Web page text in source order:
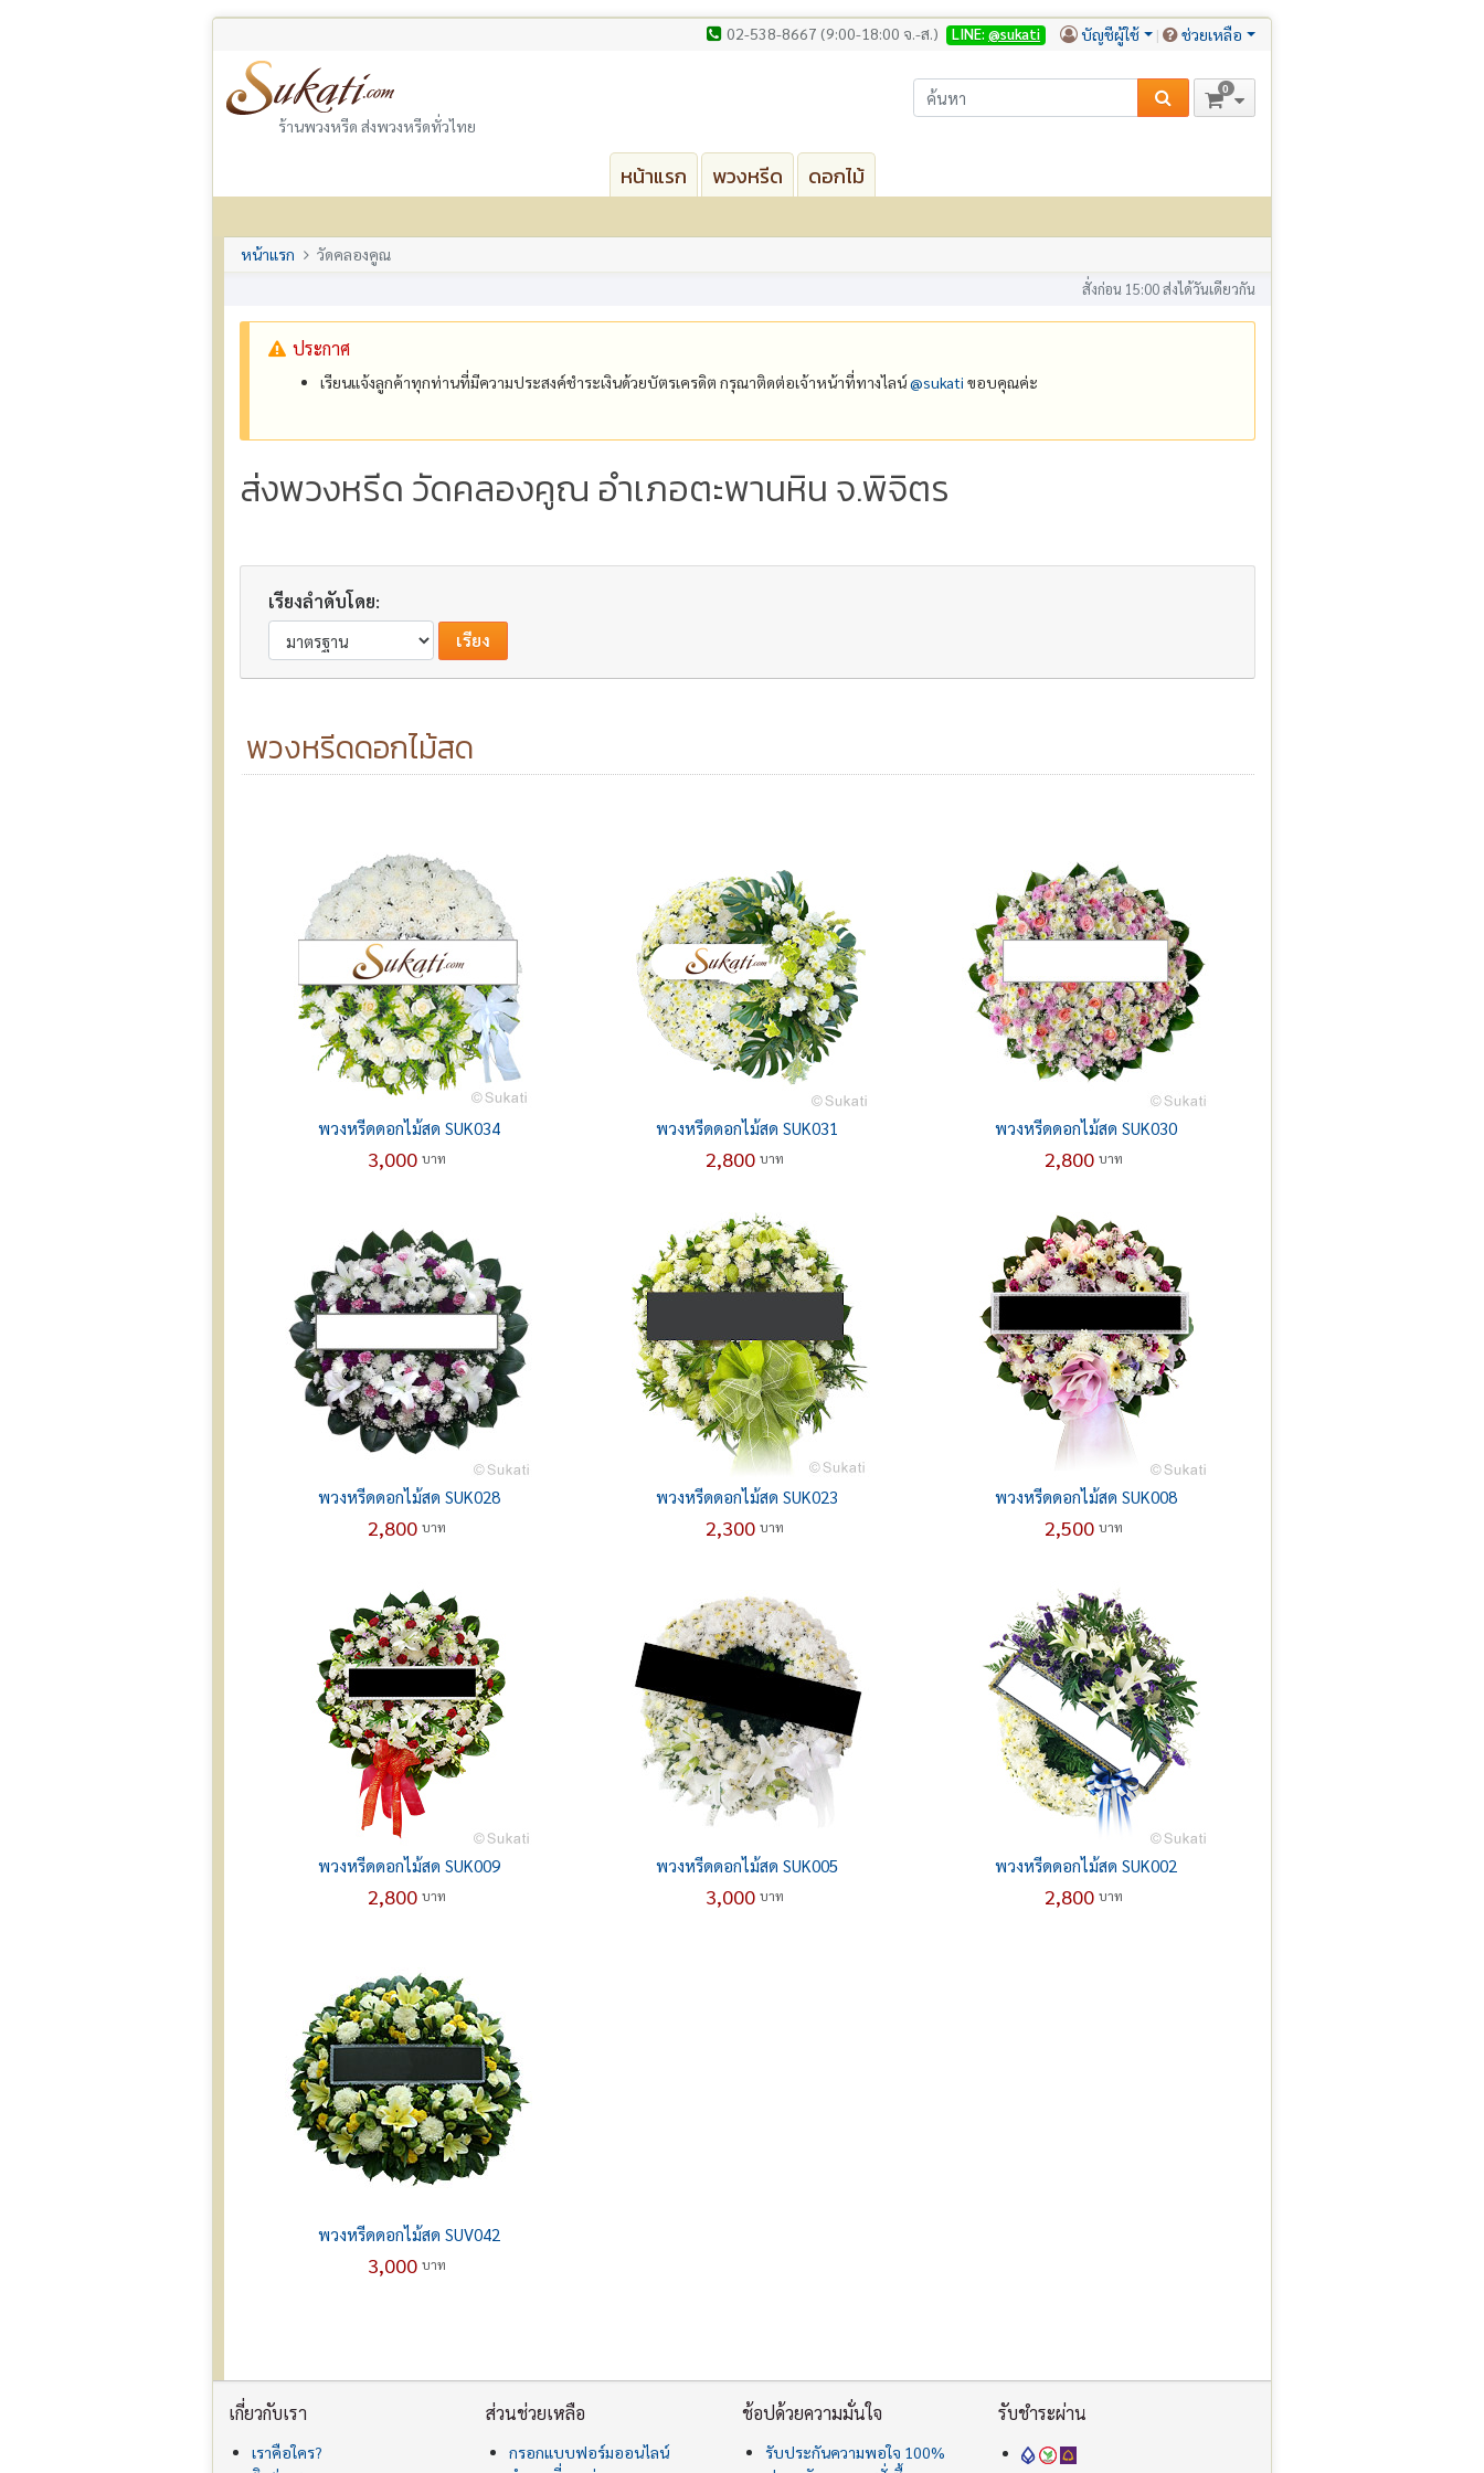
02-538-8667 (9:00-18:00 จ.-ส.) LINE:@sukati บัญชีผู้ใช้ ช่วยเหลือ
ร้านพวงหรีด ส่งพวงหรีดทั่วไทย
0
หน้าแรก พวงหรีด ดอกไม้
หน้าแรก วัดคลองคูณ
สั่งก่อน 15:00 ส่งได้วันเดียวกัน
ประกาศ
เรียนแจ้งลูกค้าทุกท่านที่มีความประสงค์ชำระเงินด้วยบัตรเครดิต กรุณาติดต่อเจ้าหน้าที่ทางไลน์@‌sukati ขอบคุณค่ะ
ส่งพวงหรีด วัดคลองคูณ อำเภอตะพานหิน จ.พิจิตร
เรียงลำดับโดย:
พวงหรีดดอกไม้สด
พวงหรีดดอกไม้สด SUK034
3,000 บาท
พวงหรีดดอกไม้สด SUK031
2,800บาท
พวงหรีดดอกไม้สด SUK030
2,800บาท
พวงหรีดดอกไม้สด SUK028
2,800 บาท
พวงหรีดดอกไม้สด SUK023
2,300บาท
พวงหรีดดอกไม้สด SUK008
2,500บาท
พวงหรีดดอกไม้สด SUK009
2,800 บาท
พวงหรีดดอกไม้สด SUK005
3,000บาท
พวงหรีดดอกไม้สด SUK002
2,800บาท
พวงหรีดดอกไม้สด SUV042
3,000 บาท
เกี่ยวกับเรา
เราคือใคร?
ส่วนช่วยเหลือ
กรอกแบบฟอร์มออนไลน์
ช้อปด้วยความมั่นใจ
รับประกันความพอใจ 100%
รับชำระผ่าน